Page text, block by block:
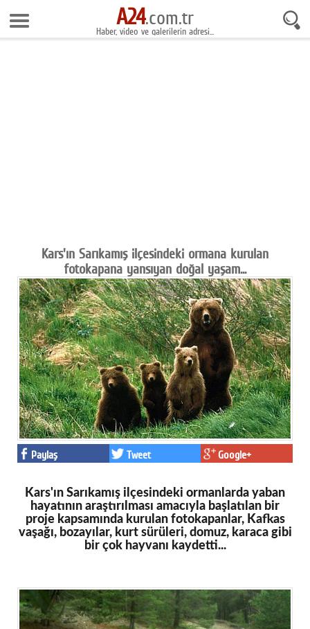
7 Ağustos 2026 13:38:41
Anasayfa
Teknoloji
Spor
Eğitim
Medya
Politika
Dünya
Bilim
Sağlık
Yazarlar
İletişim
A24 SOSYAL MEDYA
A24.com.tr
Haber, video ve galerilerin adresi...
Kars'ın Sarıkamış ilçesindeki ormana kurulan
fotokapana yansıyan doğal yaşam...
Paylaş Tweet Google+
Kars'ın Sarıkamış ilçesindeki ormanlarda yaban
hayatının araştırılması amacıyla başlatılan bir
proje kapsamında kurulan fotokapanlar, Kafkas
vaşağı, bozayılar, kurt sürüleri, domuz, karaca gibi
bir çok hayvanı kaydetti...